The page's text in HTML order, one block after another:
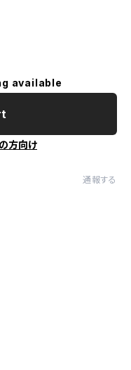
available
方向け
通報する